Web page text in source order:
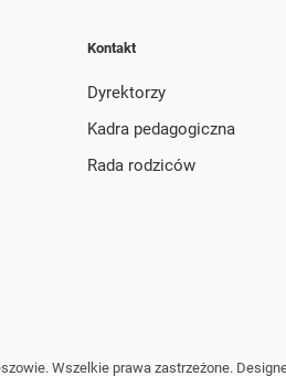
Kontakt
Dyrektorzy
Kadra pedagogiczna
Rada rodziców
Wszelkie prawa zastrzeżone.